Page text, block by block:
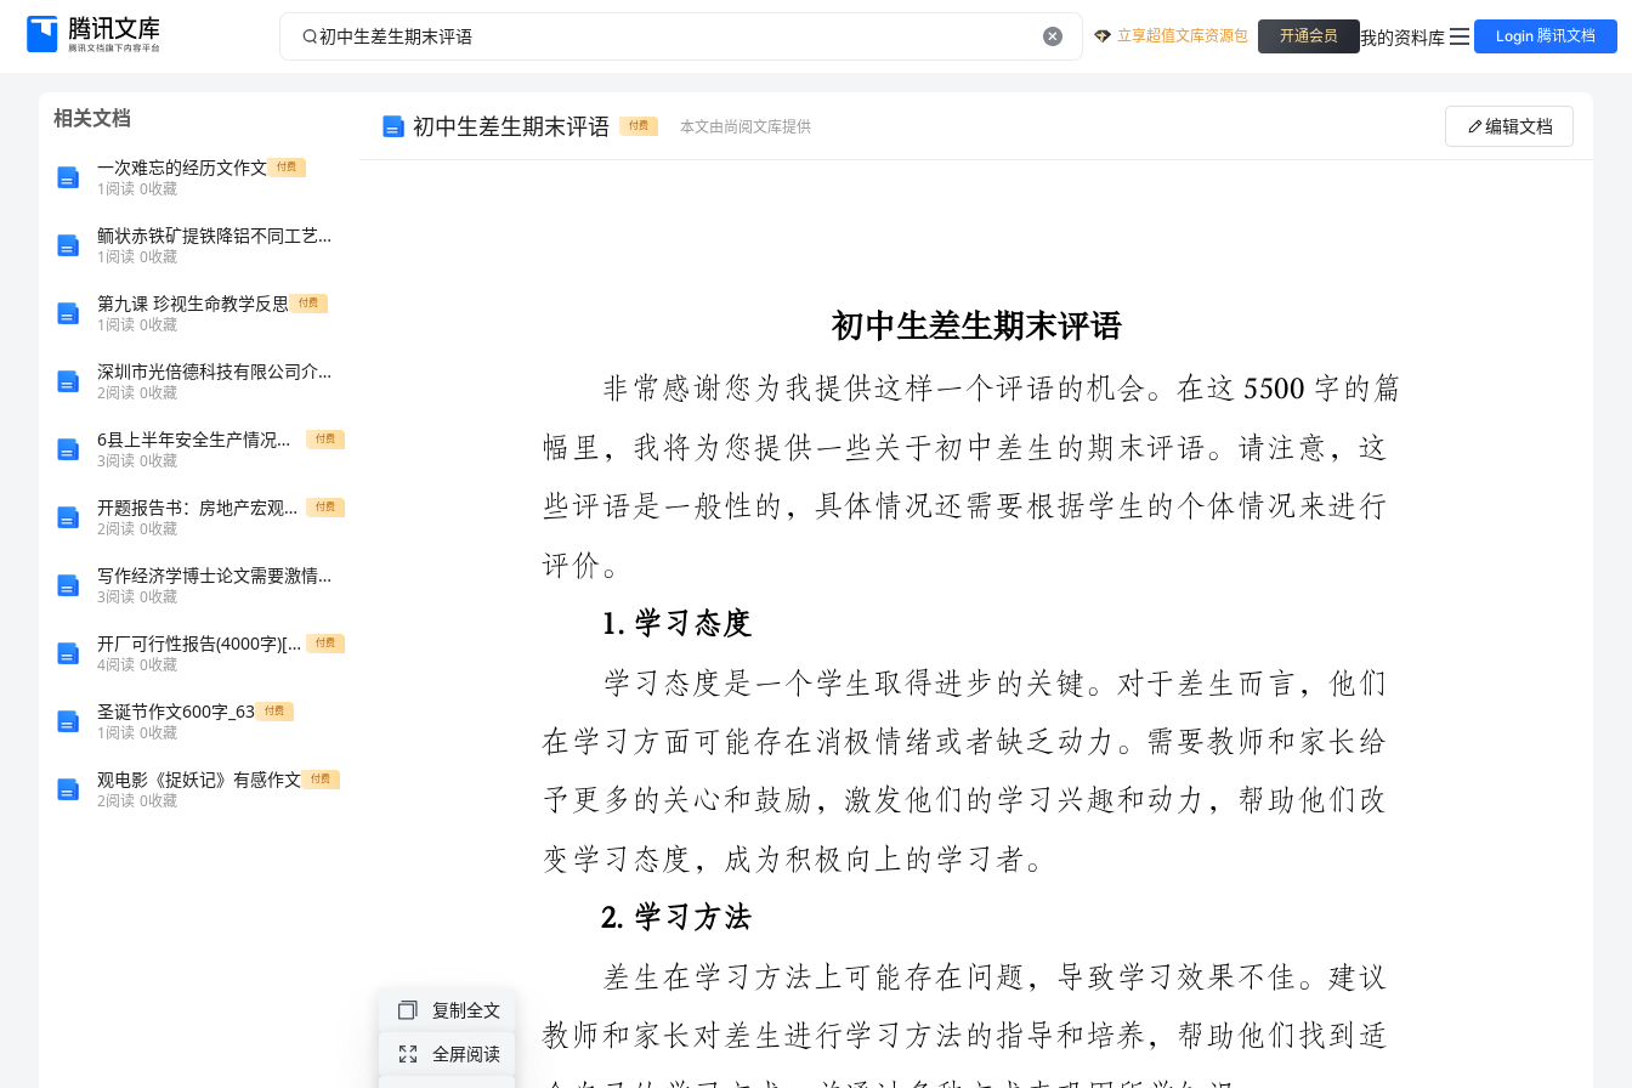
初
立享超值文库资源包 开通会员 我的资料库 Login 腾讯文档
相关文档
一次难忘的经历文作文 付费
1阅读 0收藏
鲕状赤铁矿提铁降铝不同工艺的对比
1阅读 0收藏
第九课 珍视生命教学反思 付费
1阅读 0收藏
深圳市光倍德科技有限公司介绍企业发展分析报告
2阅读 0收藏
6县上半年安全生产情况汇报报告 付费
3阅读 0收藏
开题报告书：房地产宏观调控法律制度的完善研究 付费
2阅读 0收藏
写作经济学博士论文需要激情思辩和创新
3阅读 0收藏
开厂可行性报告(4000字)[修改版] 付费
4阅读 0收藏
圣诞节作文600字_63 付费
1阅读 0收藏
观电影《捉妖记》有感作文 付费
2阅读 0收藏
初中生差生期末评语 付费 本文由尚阅文库提供 编辑文档
差生在课堂上可能存在参与度不高、表现平平的问题。需要
教师和家长积极关注差生的课堂表现，提供更加合适的教学方法
非常感谢您为我提供这样一个评语的机会。在这5500字的篇
些评语是一般性的，具体情况还需要根据学生的个体情况来进行
1.学习态度
变学习态度，成为积极向上的学习者。
2.学习方法
差生在学习方法上可能存在问题，导致学习效果不佳。建议
合自己的学习方式，并通过多种方式来巩固所学知识。
3.课堂表现
复制全文
全屏阅读